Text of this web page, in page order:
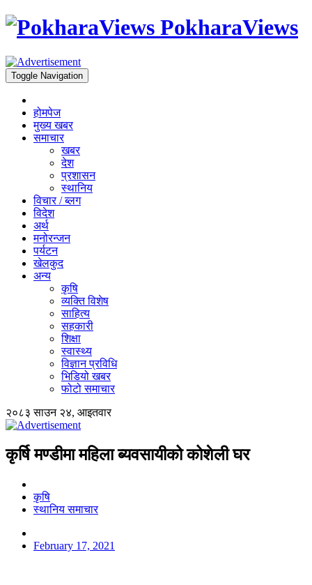
PokharaViews
Toggle Navigation
होमपेज
मुख्य खबर
समाचार
खबर
देश
प्रशासन
स्थानिय
विचार / ब्लग
विदेश
अर्थ
मनोरन्जन
पर्यटन
खेलकुद
अन्य
कृषि
व्यक्ति विशेष
साहित्य
सहकारी
शिक्षा
स्वास्थ्य
विज्ञान प्रविधि
भिडियो खबर
फोटो समाचार
२०८३ साउन २४, आइतवार
कृर्षि मण्डीमा महिला ब्यवसायीको कोशेली घर
कृषि
स्थानिय समाचार
February 17, 2021